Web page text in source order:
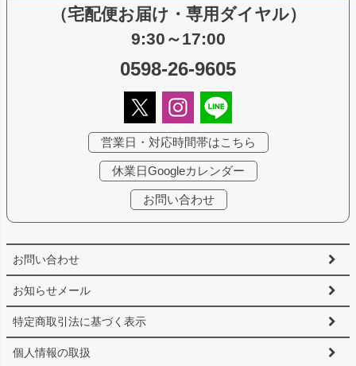
お問い合わせ
お知らせメール
特定商取引法に基づく表示
個人情報の取扱
（宅配便お届け・専用ダイヤル）
9:30～17:00
0598-26-9605
営業日・対応時間帯はこちら
休業日Googleカレンダー
お問い合わせ